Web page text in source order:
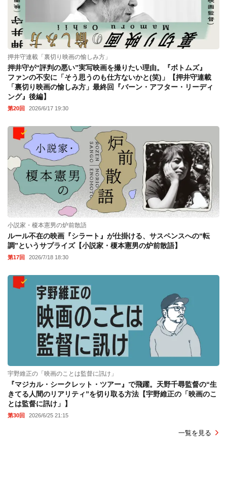
押井守連載「裏切り映画の愉しみ方」
押井守が“評判の悪い”実写映画を撮りたい理由。『ボトムズ』
ファンの不安に「そう思うのも仕方ないかと(笑)」【押井守連載
「裏切り映画の愉しみ方」最終回『バーン・アフター・リーディ
ング』後編】
第20回 2026/6/17 19:30
小説家・榎本憲男の炉前散語
ルール不在の映画『シラート』が仕掛ける、サスペンスへの“転
調”というサプライズ【小説家・榎本憲男の炉前散語】
第17回 2026/7/18 18:30
宇野維正の「映画のことは監督に訊け」
『マジカル・シークレット・ツアー』で飛躍。天野千尋監督の“生
きてる人間のリアリティ”を切り取る方法【宇野維正の「映画のこ
とは監督に訊け」】
第30回 2026/6/25 21:15
一覧を見る